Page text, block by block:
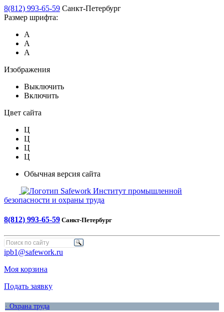
8(812) 993-65-59 Санкт-Петербург
Размер шрифта:
А
А
А
Изображения
Выключить
Включить
Цвет сайта
Ц
Ц
Ц
Ц
Обычная версия сайта
Safework Институт промышленной
безопасности и охраны труда
8(812) 993-65-59 Санкт-Петербург
ipb1@safework.ru
Моя корзина
Подать заявку
· Охрана труда